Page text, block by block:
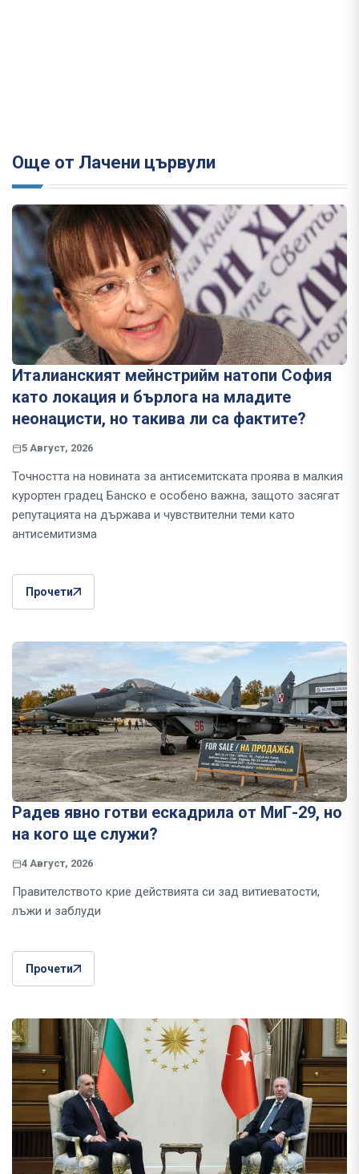
Още от Лачени цървули
Италианският мейнстрийм натопи София
като локация и бърлога на младите
неонацисти, но такива ли са фактите?
5 Август, 2026
Точността на новината за антисемитската проява в малкия
курортен градец Банско е особено важна, защото засягат
репутацията на държава и чувствителни теми като
антисемитизма
Прочети
Радев явно готви ескадрила от МиГ-29, но
на кого ще служи?
4 Август, 2026
Правителството крие действията си зад витиеватости,
лъжи и заблуди
Прочети